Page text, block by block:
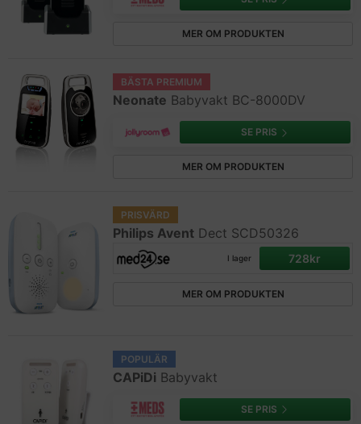
MER OM PRODUKTEN
BÄSTA PREMIUM
Neonate Babyvakt BC-8000DV
SE PRIS
MER OM PRODUKTEN
PRISVÄRD
Philips Avent Dect SCD50326
I lager 728kr
MER OM PRODUKTEN
POPULÄR
CAPiDi Babyvakt
SE PRIS